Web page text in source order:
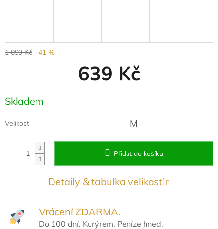
1 099 Kč –41 %
639 Kč
Měrná
cena:
Skladem
Velikost M
Přidat do košíku
Detaily & tabulka velikostí
Vrácení ZDARMA.
Do 100 dní. Kurýrem. Peníze hned.